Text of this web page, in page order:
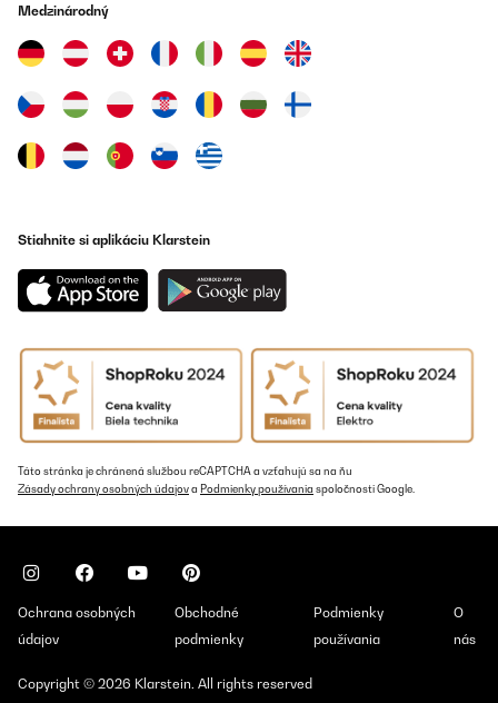
Medzinárodný
Stiahnite si aplikáciu Klarstein
Táto stránka je chránená službou reCAPTCHA a vzťahujú sa na ňu
Zásady ochrany osobných údajova Podmienky používania spoločnosti Google.
Ochrana osobných
údajov
Obchodné
podmienky
Podmienky
používania
O
nás
Copyright © 2026 Klarstein. All rights reserved